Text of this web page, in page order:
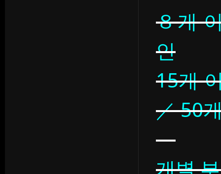
８개
인
15개
／ 50
개별